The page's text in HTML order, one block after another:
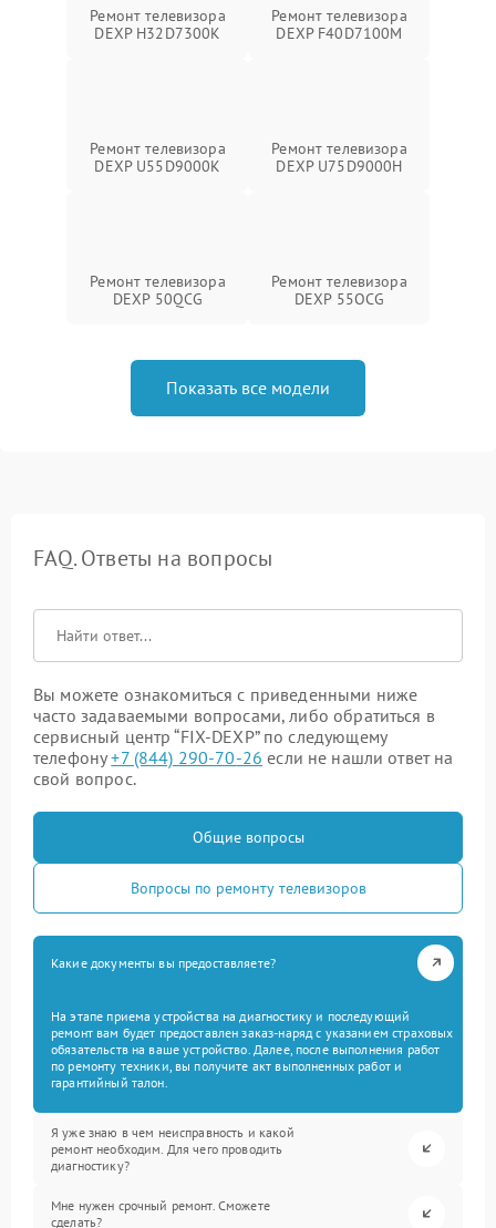
Ремонт телевизора
DEXP H32D7300K
Ремонт телевизора
DEXP F40D7100M
Ремонт телевизора
DEXP U55D9000K
Ремонт телевизора
DEXP U75D9000H
Ремонт телевизора
DEXP 50QCG
Ремонт телевизора
DEXP 55OCG
Показать все модели
FAQ. Ответы на вопросы
Вы можете ознакомиться с приведенными ниже
часто задаваемыми вопросами, либо обратиться в
сервисный центр “FIX-DEXP” по следующему
телефону+7 (844) 290-70-26 если не нашли ответ на
свой вопрос.
Общие вопросы
Вопросы по ремонту телевизоров
Какие документы вы предоставляете?
На этапе приема устройства на диагностику и последующий
ремонт вам будет предоставлен заказ-наряд с указанием страховых
обязательств на ваше устройство. Далее, после выполнения работ
по ремонту техники, вы получите акт выполненных работ и
гарантийный талон.
Я уже знаю в чем неисправность и какой
ремонт необходим. Для чего проводить
диагностику?
Мне нужен срочный ремонт. Сможете
сделать?